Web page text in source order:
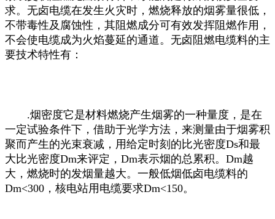
求。无卤电缆在发生火灾时，燃烧释放的烟雾量很低，
不带毒性及腐蚀性，其阻燃成分可有效发挥阻燃作用，
不会使电缆成为火焰蔓延的通道。无卤阻燃电缆料的主
要技术特性有：
.烟密度它是材料燃烧产生烟雾的一种量度，是在
一定试验条件下，借助于光学方法，来测量由于烟雾积
聚而产生的光束衰减，用给定时刻的比光密度Ds和最
大比光密度Dm来评定，Dm表示烟的总累积。Dm越
大，燃烧时的发烟量越大。一般低烟低卤电缆料的
Dm<300，核电站用电缆要求Dm<150。